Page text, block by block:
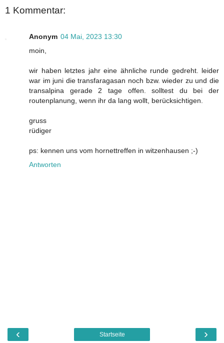
1 Kommentar:
Anonym 04 Mai, 2023 13:30
moin,
wir haben letztes jahr eine ähnliche runde gedreht. leider
war im juni die transfaragasan noch bzw. wieder zu und die
transalpina gerade 2 tage offen. solltest du bei der
routenplanung, wenn ihr da lang wollt, berücksichtigen.
gruss
rüdiger
ps: kennen uns vom hornettreffen in witzenhausen ;-)
Antworten
‹ ›
Startseite